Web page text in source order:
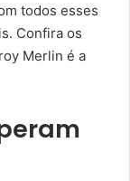
todos esses
Confira os
Merlin é a